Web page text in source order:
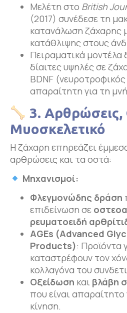
Μελέτη στο British
(2017) συνέδεσε τη
κατανάλωση ζάχαρης
κατάθλιψης στους
Πειραματικά μοντέλα
δίαιτες υψηλές σε
BDNF
απαραίτητη για τη
3.
Μυοσκελετικό
Η ζάχαρη επηρεάζει
αρθρώσεις και τα οστά:
Μηχανισμοί:
Φλεγμονώδης δράση
επιδείνωση σε
ρευματοειδή
AGEs (Advanced
Products): Προϊόντα
καταστρέφουν τον
κολλαγόνα του
Οξείδωση και βλάβη
που είναι
κίνηση.